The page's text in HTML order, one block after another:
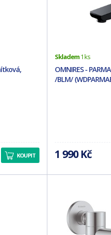
KOUPIT
Skladem1 ks
OMNIRES -
/BLM/
1 990 Kč